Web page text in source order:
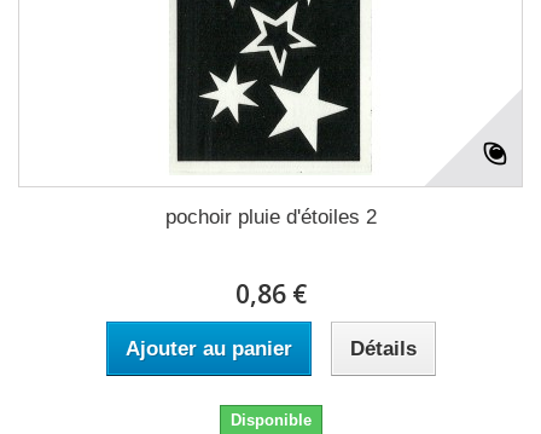
pochoir pluie d'étoiles 2
0,86 €
Ajouter au panier Détails
Disponible